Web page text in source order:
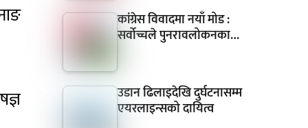
कांग्रेस विवादमा नयाँ मोड :
सर्वोच्चले पुनरावलोकनका…
उडान ढिलाइदेखि दुर्घटनासम्म
एयरलाइन्सको दायित्व